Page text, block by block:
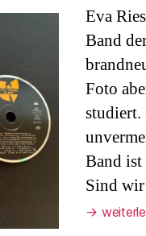
Eva
Band
Foto
studiert.
Band
Sind
→